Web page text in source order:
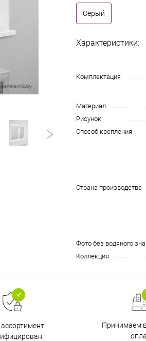
Серый
Характеристики:
Комплектация
Материал
Рисунок
Способ крепления
Страна производства
Фото без водяного
Коллекция
Принимаем